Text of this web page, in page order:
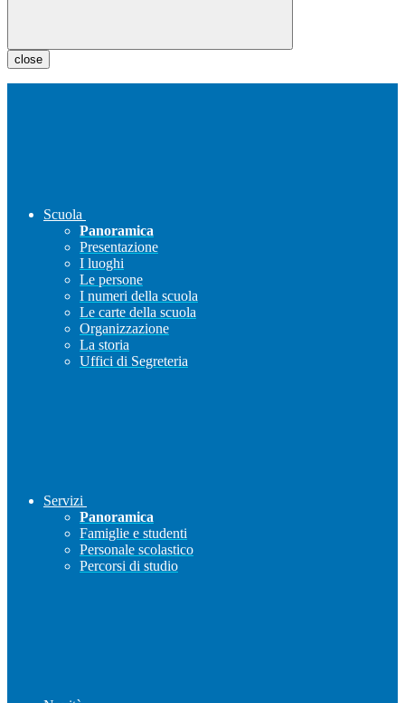
close
Scuola
Panoramica
Presentazione
I luoghi
Le persone
I numeri della scuola
Le carte della scuola
Organizzazione
La storia
Uffici di Segreteria
Servizi
Panoramica
Famiglie e studenti
Personale scolastico
Percorsi di studio